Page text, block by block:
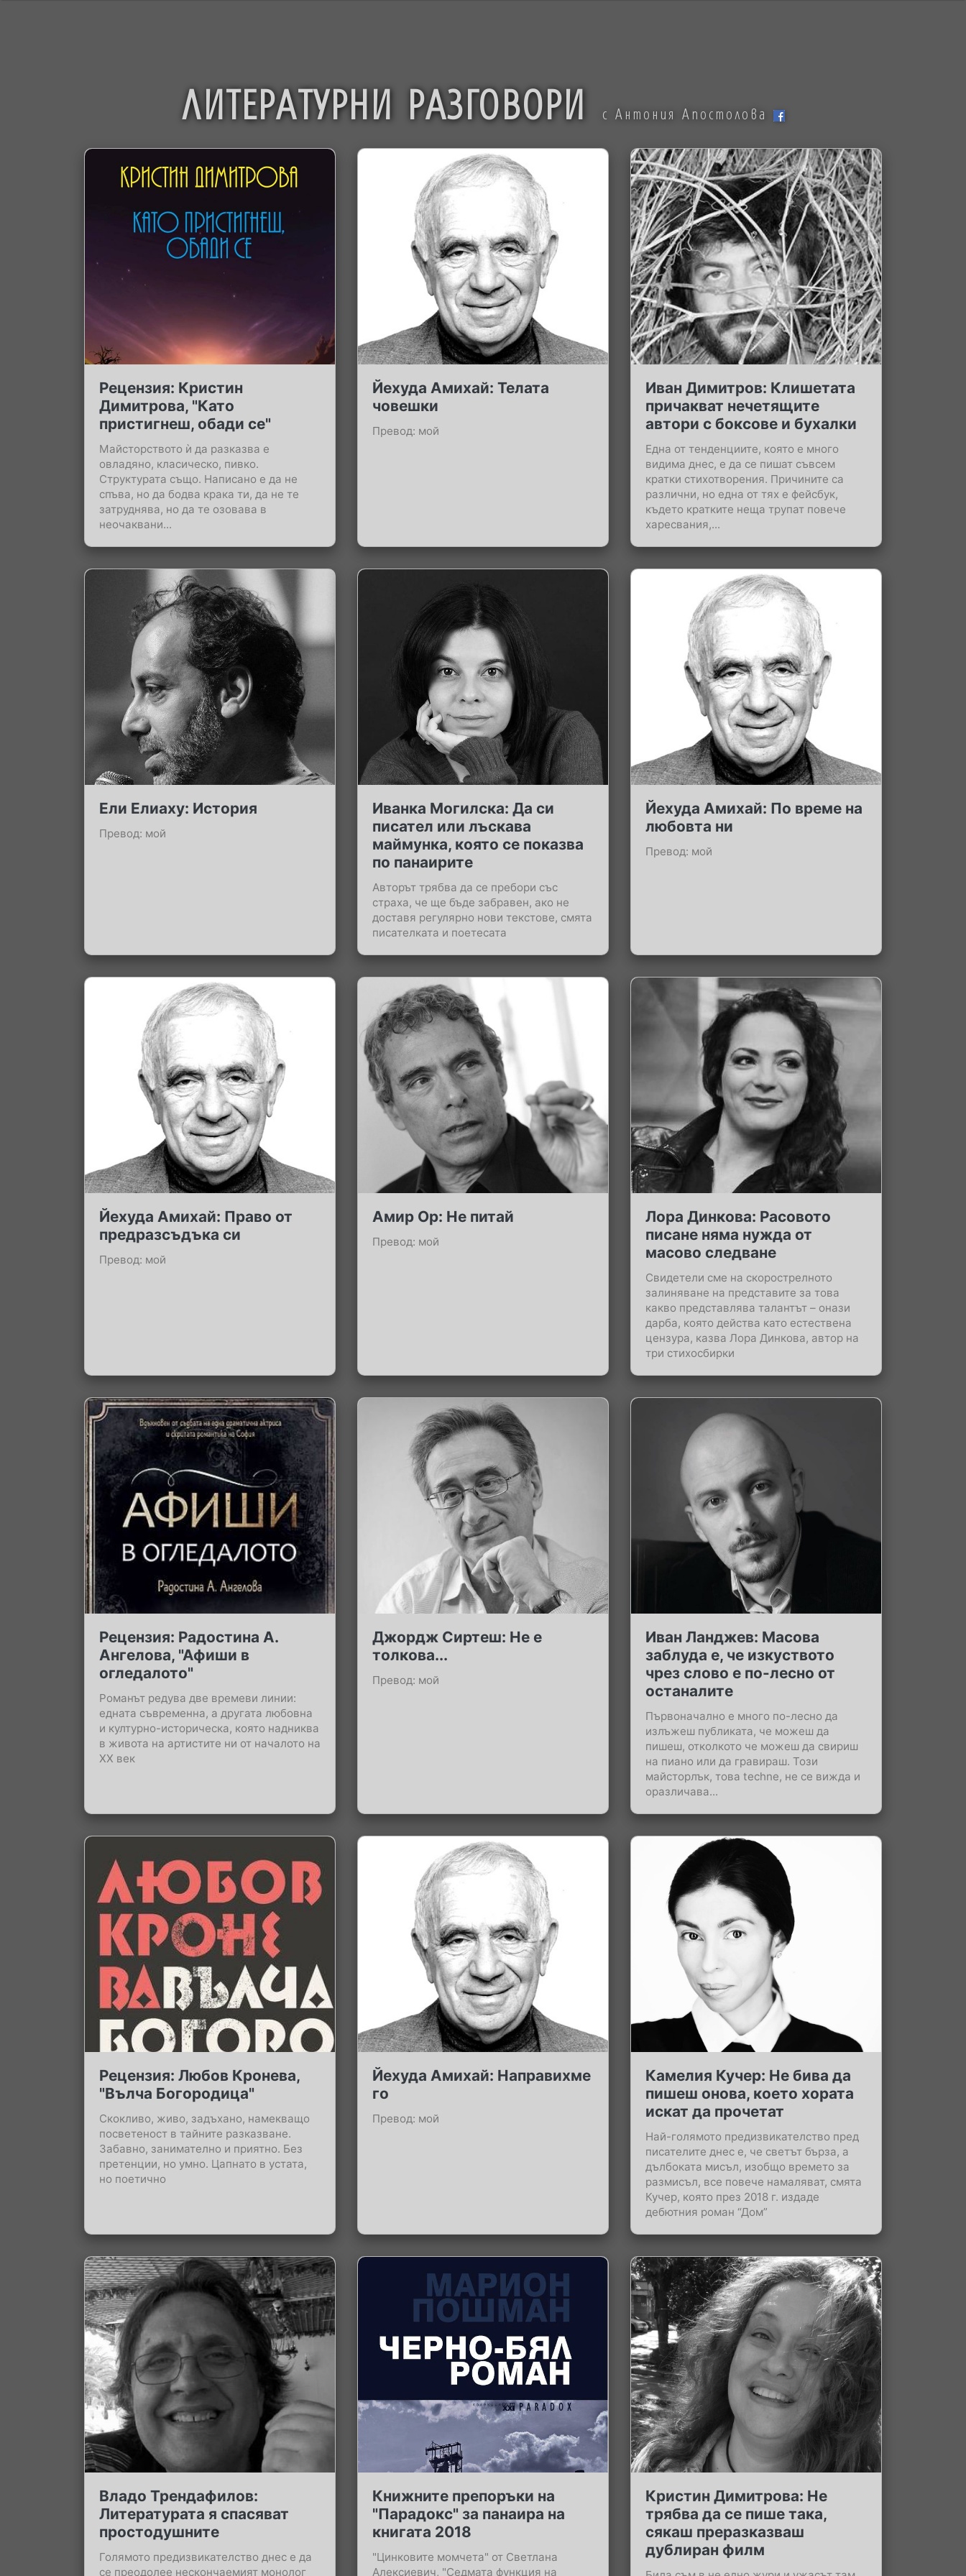
ЛИТЕРАТУРНИ РАЗГОВОРИ с Антония Апостолова
Рецензия: Кристин
Димитрова, "Като
пристигнеш, обади се"
Майсторството ѝ да разказва е
овладяно, класическо, пивко.
Структурата също. Написано е да не
спъва, но да бодва крака ти, да не те
затруднява, но да те озовава в
неочаквани...
Йехуда Амихай: Телата
човешки
Превод: мой
Иван Димитров: Клишетата
причакват нечетящите
автори с боксове и бухалки
Eдна от тенденциите, която е много
видима днес, е да се пишат съвсем
кратки стихотворения. Причините са
различни, но една от тях е фейсбук,
където кратките неща трупат повече
харесвания,...
Ели Елиаху: История
Превод: мой
Иванка Могилска: Да си
писател или лъскава
маймунка, която се показва
по панаирите
Авторът трябва да се пребори със
страха, че ще бъде забравен, ако не
доставя регулярно нови текстове, смята
писателката и поетесата
Йехуда Амихай: По време на
любовта ни
Превод: мой
Йехуда Амихай: Право от
предразсъдъка си
Превод: мой
Амир Ор: Не питай
Превод: мой
Лора Динкова: Расовото
писане няма нужда от
масово следване
Свидетели сме на скорострелното
залиняване на представите за това
какво представлява талантът – онази
дарба, която действа като естествена
цензура, казва Лора Динкова, автор на
три стихосбирки
Рецензия: Радостина А.
Ангелова, "Афиши в
огледалото"
Романът редува две времеви линии:
едната съвременна, а другата любовна
и културно-историческа, която надниква
в живота на артистите ни от началото на
XX век
Джордж Сиртеш: Не е
толкова...
Превод: мой
Иван Ланджев: Масова
заблуда е, че изкуството
чрез слово е по-лесно от
останалите
Първоначално е много по-лесно да
излъжеш публиката, че можеш да
пишеш, отколкото че можеш да свириш
на пиано или да гравираш. Този
майсторлък, това techne, не се вижда и
оразличава...
Рецензия: Любов Кронева,
"Вълча Богородица"
Скокливо, живо, задъхано, намекващо
посветеност в тайните разказване.
Забавно, занимателно и приятно. Без
претенции, но умно. Цапнато в устата,
но поетично
Йехуда Амихай: Направихме
го
Превод: мой
Камелия Кучер: Не бива да
пишеш онова, което хората
искат да прочетат
Най-голямото предизвикателство пред
писателите днес е, че светът бърза, а
дълбоката мисъл, изобщо времето за
размисъл, все повече намаляват, смята
Кучер, която през 2018 г. издаде
дебютния роман “Дом”
Владo Трендафилов:
Литературата я спасяват
простодушните
Голямото предизвикателство днес е да
се преодолее нескончаемият монолог
Книжните препоръки на
"Парадокс" за панаира на
книгата 2018
"Цинковите момчета" от Светлана
Алексиевич, "Седмата функция на
Кристин Димитрова: Не
трябва да се пише така,
сякаш преразказваш
дублиран филм